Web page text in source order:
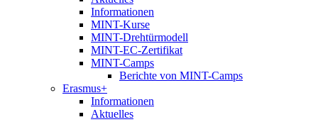
Informationen
MINT-Kurse
MINT-Drehtürmodell
MINT-EC-Zertifikat
MINT-Camps
Berichte von MINT-Camps
Erasmus+
Informationen
Aktuelles